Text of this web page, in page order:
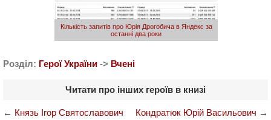
Кількість запитів про Юрія Дрогобича в Яндекс за
останні два роки
Розділ: Герої України -> Вчені
Читати про інших героїв в книзі
← Князь Ігор Святославович Кондратюк Юрій Васильович →